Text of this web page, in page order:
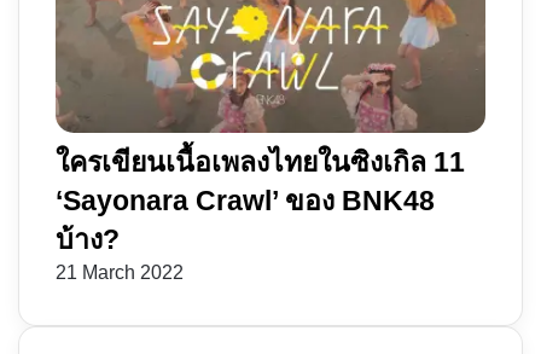
ใครเขียนเนื้อเพลงไทยในซิงเกิล 11
‘Sayonara Crawl’ ของ BNK48
บ้าง?
21 March 2022